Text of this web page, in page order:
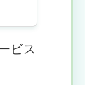
ビス